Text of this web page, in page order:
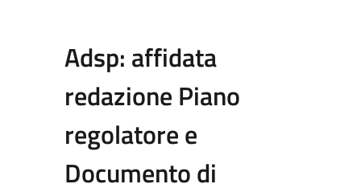
Adsp: affidata
redazione Piano
regolatore e
Documento di